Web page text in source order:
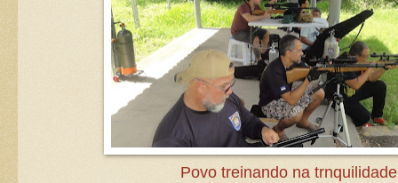
Povo treinando na trnquilidade